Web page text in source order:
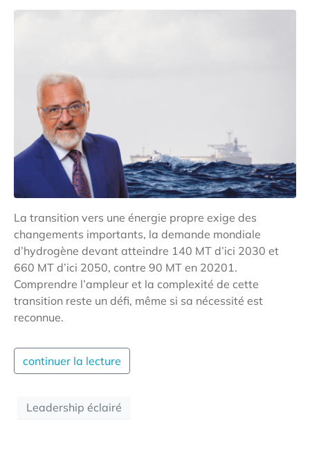
La transition vers une énergie propre exige des
changements importants, la demande mondiale
d’hydrogène devant atteindre 140 MT d’ici 2030 et
660 MT d’ici 2050, contre 90 MT en 20201.
Comprendre l’ampleur et la complexité de cette
transition reste un défi, même si sa nécessité est
reconnue.
continuer la lecture
Leadership éclairé